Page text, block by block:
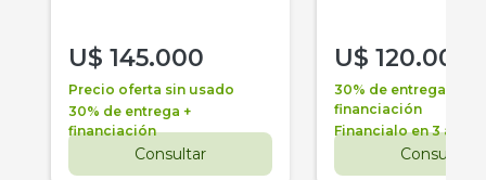
U$ 145.000
Precio oferta sin usado
30% de entrega +
financiación
Consultar
U$ 120.000
30% de entrega +
financiación
Financialo en 3 años
Consultar